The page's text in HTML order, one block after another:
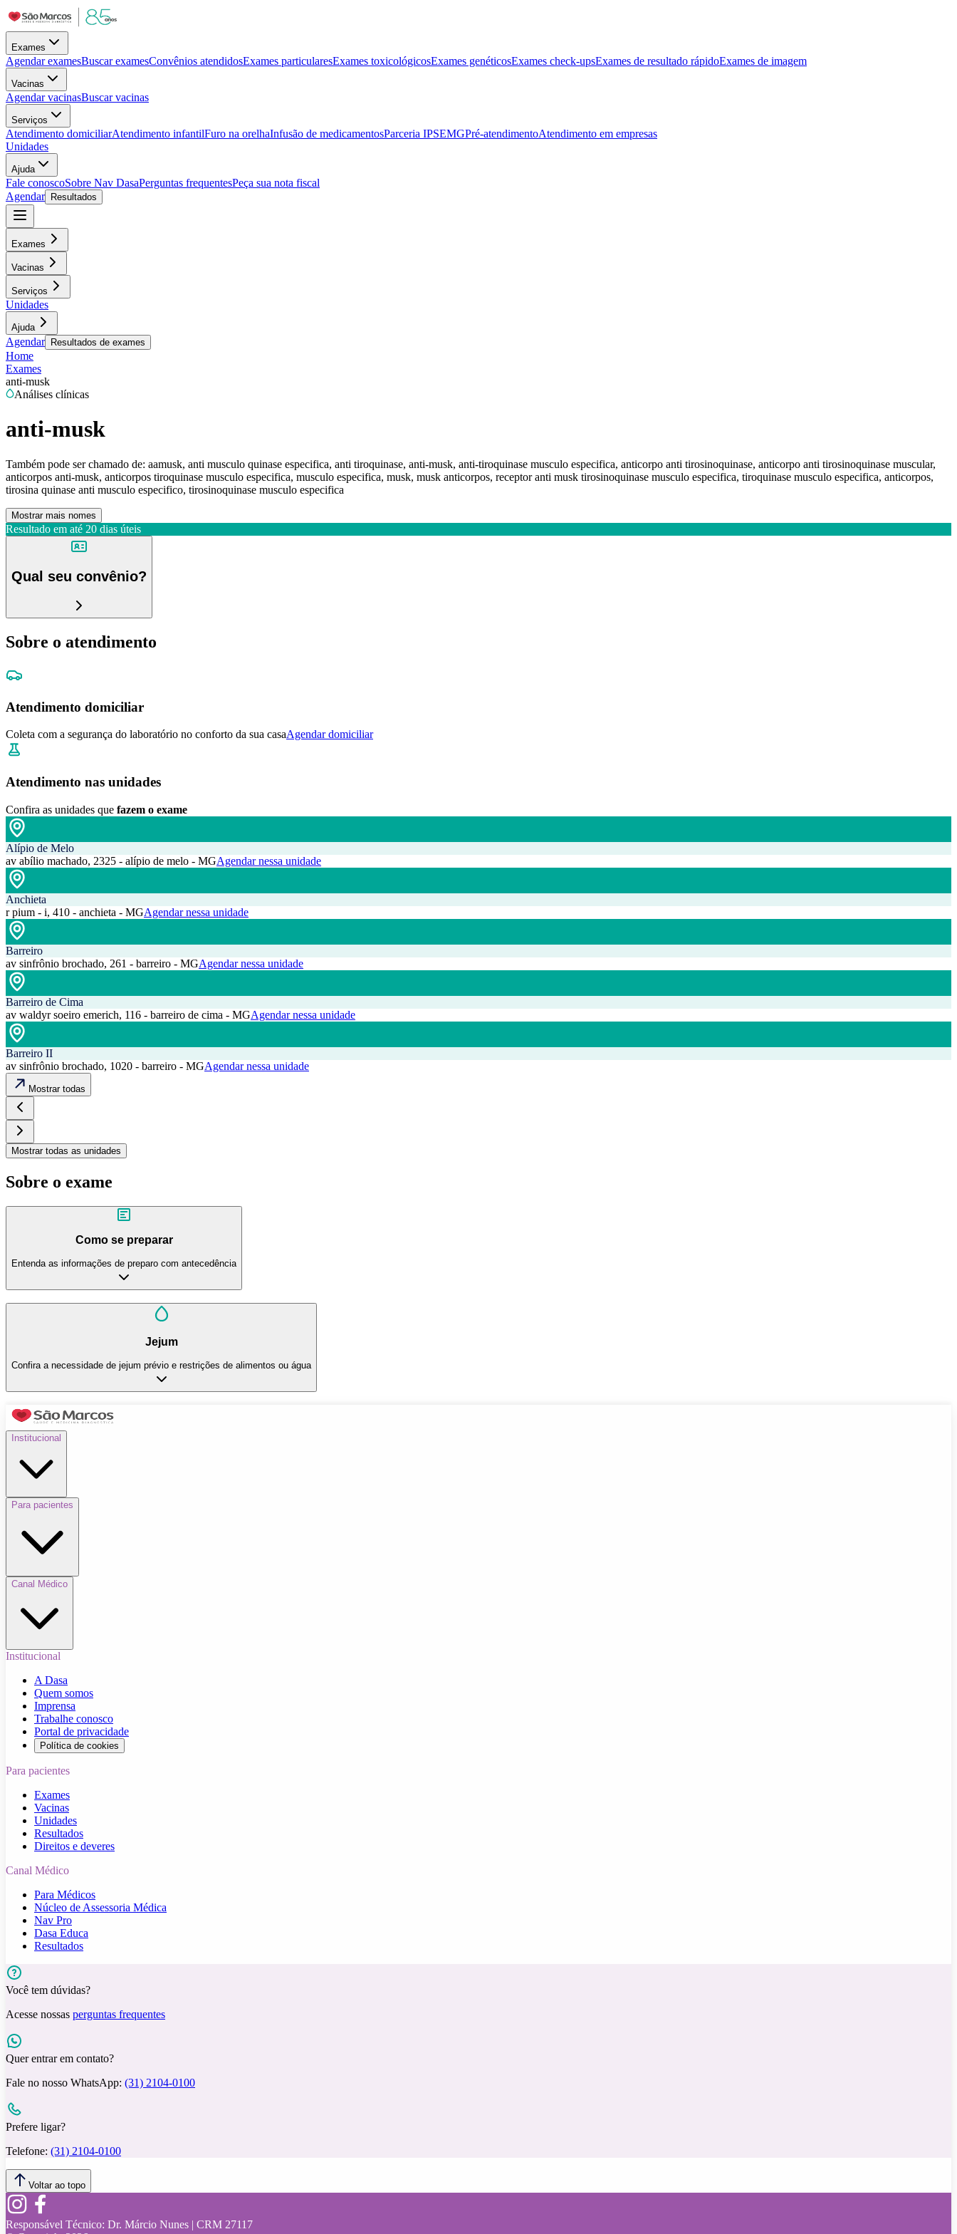
Exames
Agendar examesBuscar examesConvênios atendidosExames particularesExames toxicológicosExames genéticosExames check-upsExames de resultado rápidoExames de imagem
Vacinas
Agendar vacinasBuscar vacinas
Serviços
Atendimento domiciliarAtendimento infantilFuro na orelhaInfusão de medicamentosParceria IPSEMGPré-atendimentoAtendimento em empresas
Unidades
Ajuda
Fale conoscoSobre Nav DasaPerguntas frequentesPeça sua nota fiscal
Agendar
Resultados
Exames
Vacinas
Serviços
Unidades
Ajuda
Agendar Resultados de exames
Home
Exames
anti-musk
Análises clínicas
anti-musk
Também pode ser chamado de: aamusk, anti musculo quinase especifica, anti tiroquinase, anti-musk, anti-tiroquinase musculo especifica, anticorpo anti tirosinoquinase, anticorpo anti tirosinoquinase muscular,
anticorpos anti-musk, anticorpos tiroquinase musculo especifica, musculo especifica, musk, musk anticorpos, receptor anti musk tirosinoquinase musculo especifica, tiroquinase musculo especifica, anticorpos,
tirosina quinase anti musculo especifico, tirosinoquinase musculo especifica
Mostrar mais nomes
Resultado em até 20 dias úteis
Qual seu convênio?
Sobre o atendimento
Atendimento domiciliar
Coleta com a segurança do laboratório no conforto da sua casaAgendar domiciliar
Atendimento nas unidades
Confira as unidades que fazem o exame
Alípio de Melo
av abílio machado, 2325 - alípio de melo - MGAgendar nessa unidade
Anchieta
r pium - i, 410 - anchieta - MGAgendar nessa unidade
Barreiro
av sinfrônio brochado, 261 - barreiro - MGAgendar nessa unidade
Barreiro de Cima
av waldyr soeiro emerich, 116 - barreiro de cima - MGAgendar nessa unidade
Barreiro II
av sinfrônio brochado, 1020 - barreiro - MGAgendar nessa unidade
Mostrar todas
Mostrar todas as unidades
Sobre o exame
Como se preparar
Entenda as informações de preparo com antecedência
Jejum
Confira a necessidade de jejum prévio e restrições de alimentos ou água
Institucional
Para pacientes
Canal Médico
Institucional
A Dasa
Quem somos
Imprensa
Trabalhe conosco
Portal de privacidade
Política de cookies
Para pacientes
Exames
Vacinas
Unidades
Resultados
Direitos e deveres
Canal Médico
Para Médicos
Núcleo de Assessoria Médica
Nav Pro
Dasa Educa
Resultados
Você tem dúvidas?
Acesse nossas perguntas frequentes
Quer entrar em contato?
Fale no nosso WhatsApp: (31) 2104-0100
Prefere ligar?
Telefone: (31) 2104-0100
Voltar ao topo
Responsável Técnico: Dr. Márcio Nunes | CRM 27117